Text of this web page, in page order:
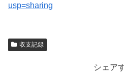
usp=sharing
収支記録
シェア